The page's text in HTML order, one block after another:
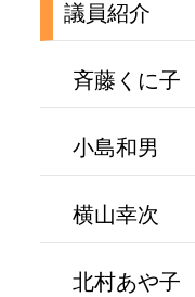
議員紹介
斉藤くに子
小島和男
横山幸次
北村あや子